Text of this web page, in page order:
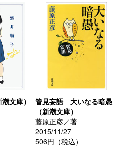
文庫）
管見妄語 大いなる暗愚
（新潮文庫）
藤原正彦／著
2015/11/27
506円（税込）